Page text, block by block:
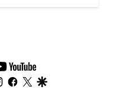
youtube-
footer
instagram
facebook
twitter